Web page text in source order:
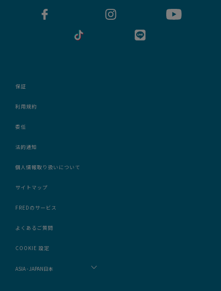
保証
利用規約
委任
法的通知
個人情報取り扱いについて
サイトマップ
FREDのサービス
よくあるご質問
COOKIE 設定
ASIA - JAPAN日本